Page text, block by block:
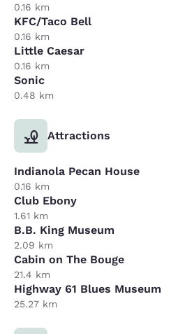
0.16 km
KFC/Taco Bell
0.16 km
Little Caesar
0.16 km
Sonic
0.48 km
Attractions
Indianola Pecan House
0.16 km
Club Ebony
1.61 km
B.B. King Museum
2.09 km
Cabin on The Bouge
21.4 km
Highway 61 Blues Museum
25.27 km